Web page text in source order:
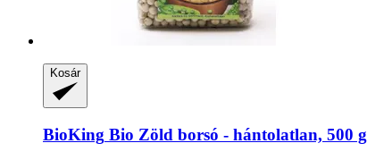
Kosár
BioKing Bio Zöld borsó -​ hántolatlan, 500 g